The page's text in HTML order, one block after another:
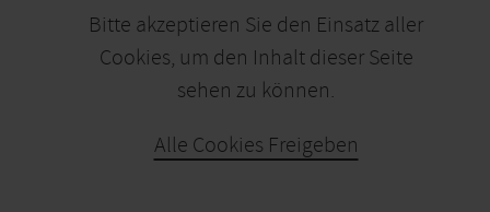
Bitte akzeptieren Sie den Einsatz aller
Cookies, um den Inhalt dieser Seite
sehen zu können.
Alle Cookies Freigeben